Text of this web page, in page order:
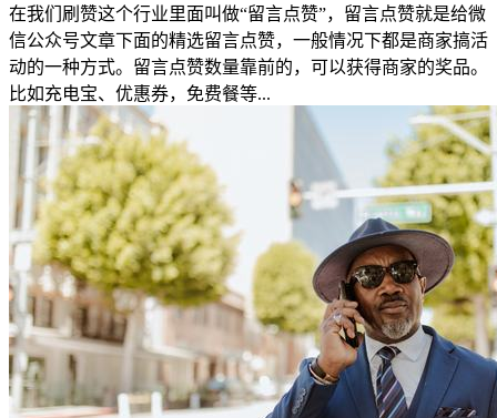
在我们刷赞这个行业里面叫做“留言点赞”，留言点赞就是给微
信公众号文章下面的精选留言点赞，一般情况下都是商家搞活
动的一种方式。留言点赞数量靠前的，可以获得商家的奖品。
比如充电宝、优惠券，免费餐等...